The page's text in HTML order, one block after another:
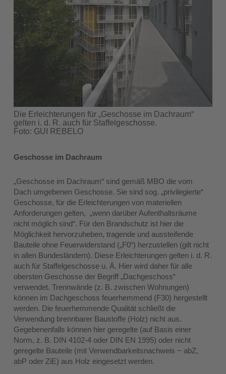
Die Erleichterungen für „Geschosse im Dachraum“
gelten i. d. R. auch für Staffelgeschosse.
Foto: GUI REBELO
Geschosse im Dachraum
„Geschosse im Dachraum“ sind gemäß MBO die vom
Dach umgebenen Geschosse. Sie sind sog. „privilegierte“
Geschosse, für die Erleichterungen von materiellen
Anforderungen gelten, „wenn darüber Aufenthaltsräume
nicht möglich sind“. Für den Brandschutz ist hier die
Möglichkeit hervorzuheben, tragende und aussteifende
Bauteile ohne Feuerwiderstand („F0“) herzustellen (gilt nicht
in allen Bundesländern). Diese Erleichterungen gelten i. d. R.
auch für Staffelgeschosse u. Ä. Hier wird daher für alle
obersten Geschosse der Begriff „Dachgeschoss“
verwendet. Trennwände (z. B. zwischen Wohnungen)
können im Dachgeschoss feuerhemmend (F30) hergestellt
werden. Die feuerhemmende Qualität schließt die
Verwendung brennbarer Baustoffe (Holz) nicht aus.
Gegebenenfalls können hier geregelte (auf Basis einer
Norm, z. B. DIN 4102-4 oder DIN EN 1995) oder nicht
geregelte Bauteile (mit Verwendbarkeitsnachweis − abZ,
abP oder ZiE) aus Holz eingesetzt werden.